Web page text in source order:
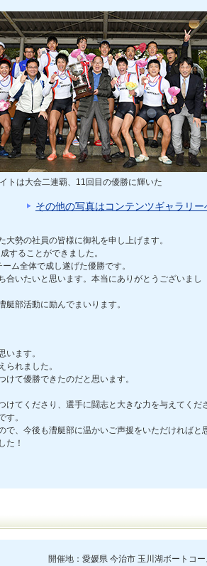
トは大会二連覇、11回目の優勝に輝いた
その他の写真はコンテンツギャラリー
勢の社員の皆様に御礼を申し上げます。
することができました。
ム全体で成し遂げた優勝です。
いたいと思います。本当にありがとうございまし
部活動に励んでまいります。
ます。
れました。
て優勝できたのだと思います。
けてくださり、選手に闘志と大きな力を与えてくだ
す。
で、今後も漕艇部に温かいご声援をいただければと
た！
開催地：愛媛県 今治市 玉川湖ボートコ